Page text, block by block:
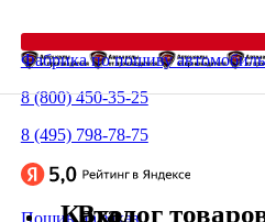
Фабрика по пошиву
8 (800) 450-35-25
8 (495) 798-78-75
Пошив на заказ
Каталог
Вход